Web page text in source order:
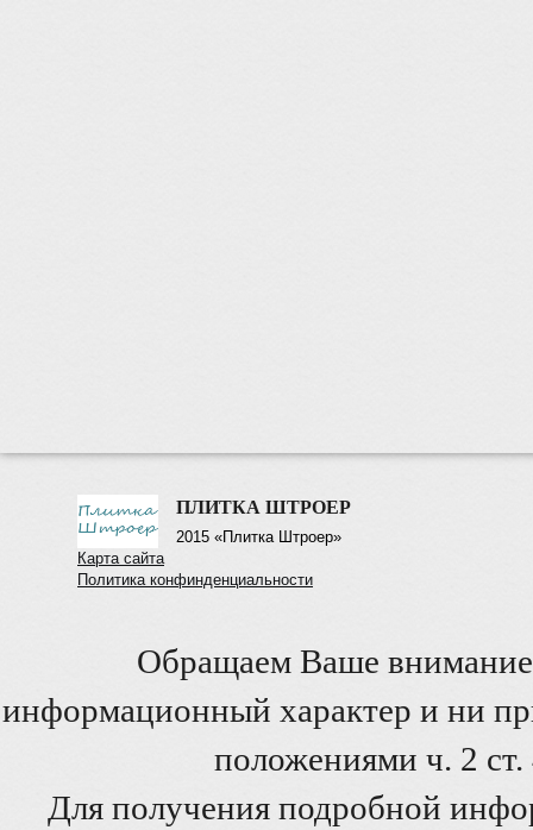
ПЛИТКА ШТРОЕР
2015 «Плитка Штроер»
Карта сайта
Политика конфинденциальности
Обращаем Ваше внимание
информационный характер и ни
положениями ч. 2
Для получения подробной